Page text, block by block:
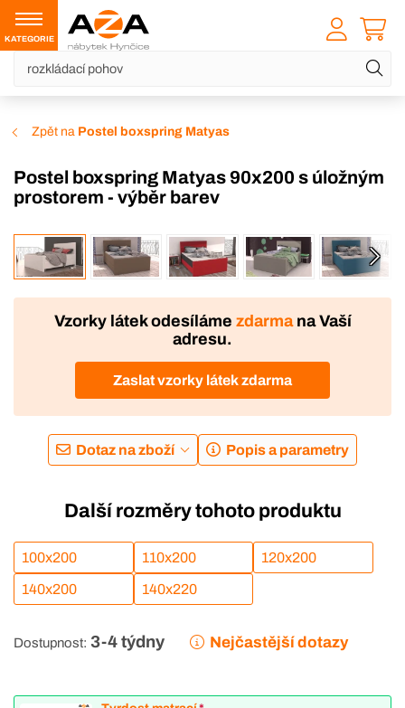
KATEGORIE
Zpět na Postel boxspring Matyas
Postel boxspring Matyas 90x200 s úložným
prostorem - výběr barev
VÝROBA
Vzorky látek odesíláme zdarmana Vaší
adresu.
Zaslat vzorky látek zdarma
Dotaz na zboží Popis a parametry
Další rozměry tohoto produktu
100x200 110x200 120x200
140x200 140x220
Dostupnost: 3-4 týdny Nejčastější dotazy